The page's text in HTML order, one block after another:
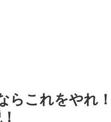
らこれをやれ